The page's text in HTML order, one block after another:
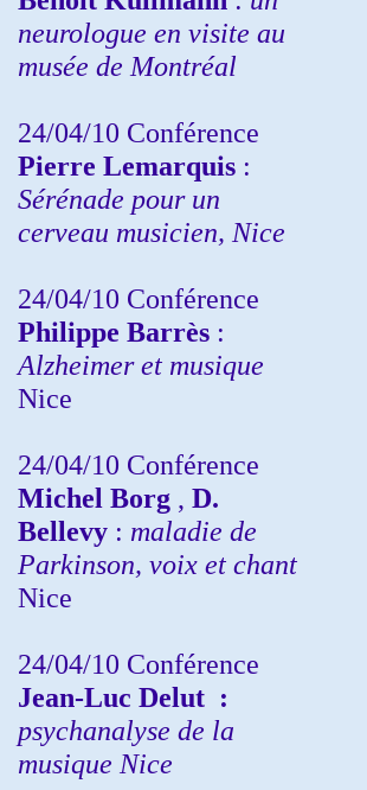
neurologue en visite au
musée de Montréal
24/04/10 Conférence
Pierre Lemarquis :
Sérénade pour un
cerveau musicien, Nice
24/04/10 Conférence
Philippe Barrès :
Alzheimer et musique
Nice
24/04/10 Conférence
Michel Borg , D.
Bellevy : maladie de
Parkinson, voix et chant
Nice
24/04/10 Conférence
Jean-Luc Delut :
psychanalyse de la
musique Nice